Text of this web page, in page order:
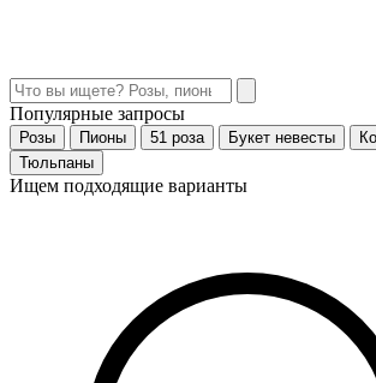
Популярные запросы
Розы Пионы 51 роза Букет невесты
Тюльпаны
Ищем подходящие варианты